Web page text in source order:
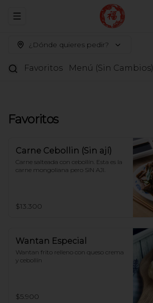
Abrir menu de navegación
¿Dónde quieres pedir?
Favoritos Menú (Sin Cambios)
Favoritos
Carne Cebollin (Sin ají)
Carne salteada con cebollín. Esta es la
carne mongoliana pero SIN AJI.
$13.300
Wantan Especial
Wantan frito relleno con queso crema
y cebollín
$5.900